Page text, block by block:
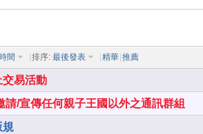
間 排序: 最後發表 精華 推薦
交易活動
請/宣傳任何親子王國以外之通訊群組
規